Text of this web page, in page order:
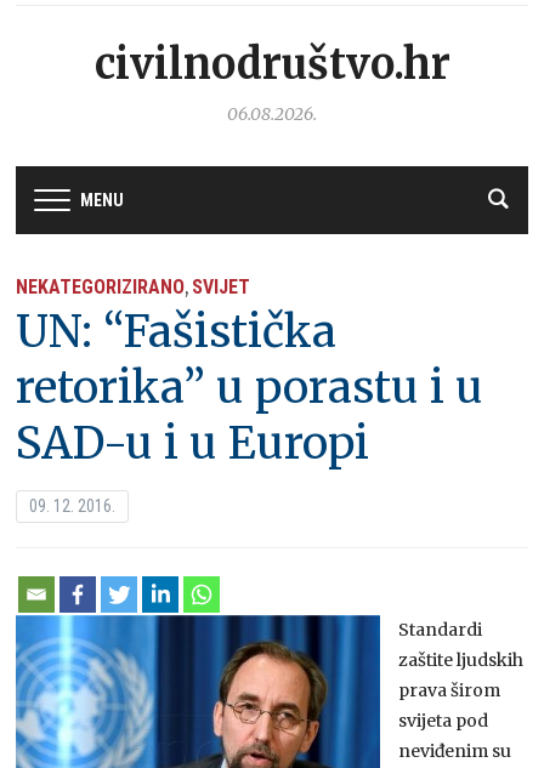
civilnodruštvo.hr
06.08.2026.
MENU
NEKATEGORIZIRANO, SVIJET
UN: “Fašistička
retorika” u porastu i u
SAD-u i u Europi
09. 12. 2016.
Standardi
zaštite ljudskih
prava širom
svijeta pod
neviđenim su